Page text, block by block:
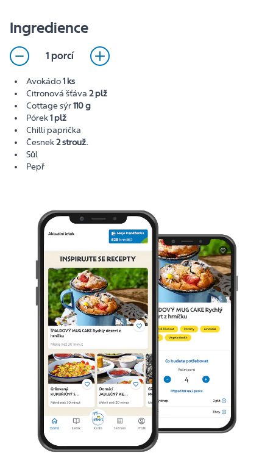
Ingredience
1 porcí
Avokádo1 ks
Citronová šťáva 2 plž
Cottage sýr110 g
Pórek1 plž
Chilli paprička
Česnek2 strouž.
Sůl
Pepř